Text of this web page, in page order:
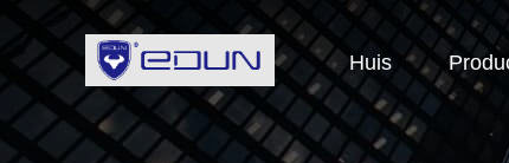
Huis